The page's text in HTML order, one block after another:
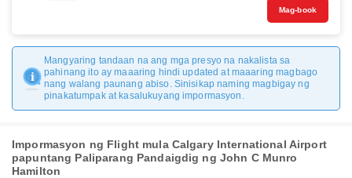
Mag-book
Mangyaring tandaan na ang mga presyo na nakalista sa
pahinang ito ay maaaring hindi updated at maaaring magbago
nang walang paunang abiso. Sinisikap naming magbigay ng
pinakatumpak at kasalukuyang impormasyon.
Impormasyon ng Flight mula Calgary International Airport
papuntang Paliparang Pandaigdig ng John C Munro
Hamilton